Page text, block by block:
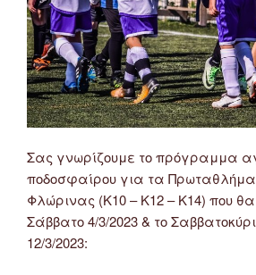
Σας γνωρίζουμε το πρόγραμμα
ποδοσφαίρου για τα
Φλώρινας (Κ10 – Κ12 – Κ14) που
Σάββατο 4/3/2023 & το
12/3/2023: